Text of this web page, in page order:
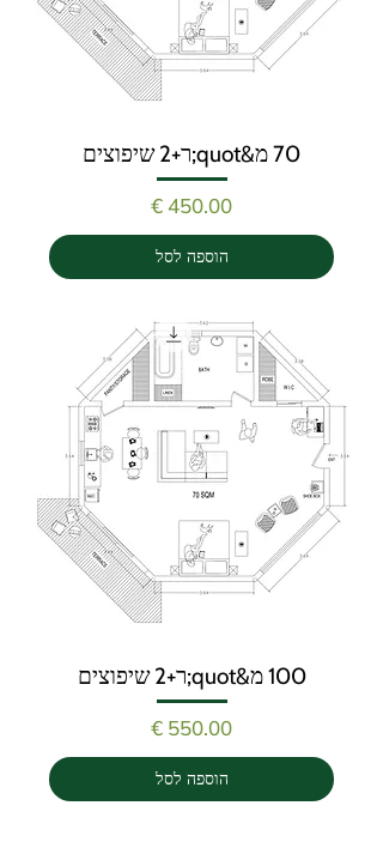
70 מ&quot;ר+2 שיפוצים
מחיר
הוספה לסל
100 מ&quot;ר+2 שיפוצים
מחיר
הוספה לסל